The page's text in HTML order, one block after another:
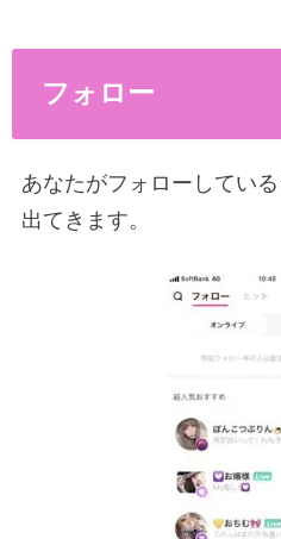
フォロー
あなたがフォローしてい
出てきます。